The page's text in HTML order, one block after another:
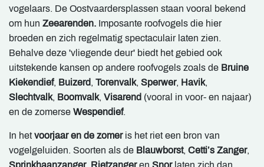
vogelaars. De Oostvaardersplassen staan vooral bekend
om hun Zeearenden. Imposante roofvogels die hier
broeden en zich regelmatig spectaculair laten zien.
Behalve deze 'vliegende deur' biedt het gebied ook
uitstekende kansen op andere roofvogels zoals de Bruine
Kiekendief, Buizerd, Torenvalk, Sperwer, Havik,
Slechtvalk, Boomvalk, Visarend (vooral in voor- en najaar)
en de zomerse Wespendief.
In hetvoorjaar en de zomeris het riet een bron van
vogelgeluiden. Soorten als de Blauwborst, Cetti’s Zanger,